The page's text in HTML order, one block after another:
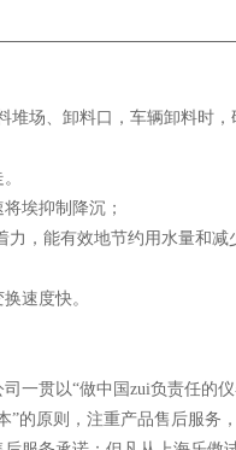
堆场、卸料口，车辆卸料时
埃抑制降沉；
，能有效地节约用水量和减
速度快。
一贯以“做中国zui负责任的
的原则，注重产品售后服务